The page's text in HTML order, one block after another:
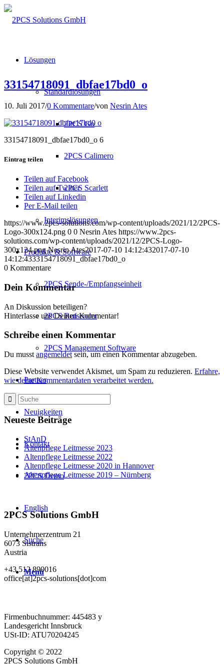
Lösungen
Standardlösungen
2PCS Go
2PCS Calimero
2PCS Scarlett
Interimslösungen
Produkte & Software
2PCS Sende-/Empfangseinheit
2PCS Rufsender
2PCS Management Software
Partner
Neuigkeiten
Kontakt
2PCS Demo
English
Suche
Menü
33154718091_dbfae17bd0_o
10. Juli 2017/0 Kommentare/von Nesrin Ates
33154718091_dbfae17bd0_o 6
Eintrag teilen
Teilen auf Facebook
Teilen auf Twitter
Teilen auf Linkedin
Per E-Mail teilen
https://www.2pcs-solutions.com/wp-content/uploads/2021/12/2PCS-
Logo-300x124.png 0 0 Nesrin Ates https://www.2pcs-
solutions.com/wp-content/uploads/2021/12/2PCS-Logo-
300x124.png Nesrin Ates2017-07-10 14:12:432017-07-10
14:12:4333154718091_dbfae17bd0_o
0 Kommentare
Dein Kommentar
An Diskussion beteiligen?
Hinterlasse uns Deinen Kommentar!
Schreibe einen Kommentar
Du musst angemeldetsein, um einen Kommentar abzugeben.
Diese Website verwendet Akismet, um Spam zu reduzieren. Erfahre,
wie deine Kommentardaten verarbeitet werden.
Neueste Beiträge
StAnD
Altenpflege Leitmesse 2023
Altenpflege Leitmesse 2022
Altenpflege Leitmesse 2020 in Hannover
Altenpflege Leitmesse 2019 – Nürnberg
2PCS Solutions GmbH
Unternehmerzentrum 21
6073 Sistrans
Austria
+43 512 890016
office[at]2pcs-solutions[dot]com
Firmenbuchnummer: 445483 y
Landesgericht Innsbruck
USt-ID: ATU70204245
Copyright © 2022
2PCS Solutions GmbH